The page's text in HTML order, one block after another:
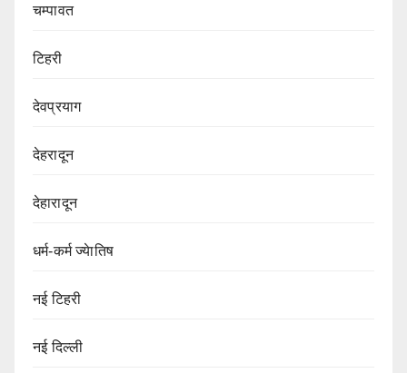
चम्पावत
टिहरी
देवप्रयाग
देहरादून
देहारादून
धर्म-कर्म ज्येातिष
नई टिहरी
नई दिल्ली